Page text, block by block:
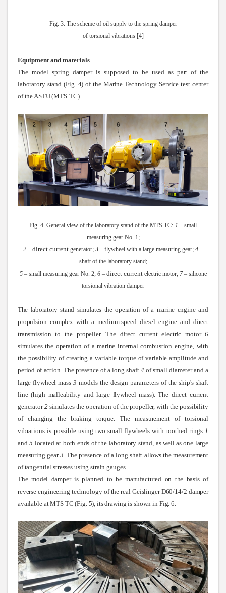
Fig. 3. The scheme of oil supply to the spring damper
of torsional vibrations [4]
Equipment and materials
The model spring damper is supposed to be used as part of the
laboratory stand (Fig. 4) of the Marine Technology Service test center
of the ASTU (MTS TC).
Fig. 4. General view of the laboratory stand of the MTS TC: 1 – small
measuring gear No. 1;
2 – direct current generator; 3 – flywheel with a large measuring gear; 4 –
shaft of the laboratory stand;
5– small measuring gear No. 2; 6– direct currentelectric motor; 7– silicone
torsional vibration damper
The laboratory stand simulates the operation of a marineengine and
propulsion complex with a medium-speed diesel engine and direct
transmission to the propeller. The direct currentelectric motor6
simulates the operation of a marine internal combustion engine, with
the possibility of creating a variable torque of variable amplitude and
period of action. The presence of a long shaft 4 of small diameter and a
large flywheel mass 3 models the design parameters of the ship's shaft
line (high malleability and large flywheel mass). Thedirect current
generator2simulates the operation of the propeller, with the possibility
of changing the braking torque. The measurement of torsional
vibrations is possible using two small flywheels with toothed rings1
and5 located at both ends of the laboratory stand, as well as one large
measuring gear3. The presence of a long shaft allows the measurement
of tangential stresses using strain gauges.
The model damper is planned to be manufactured on the basis of
reverse engineering technology of the real Geislinger D60/14/2 damper
available at MTS TC (Fig. 5), its drawing is shown in Fig. 6.